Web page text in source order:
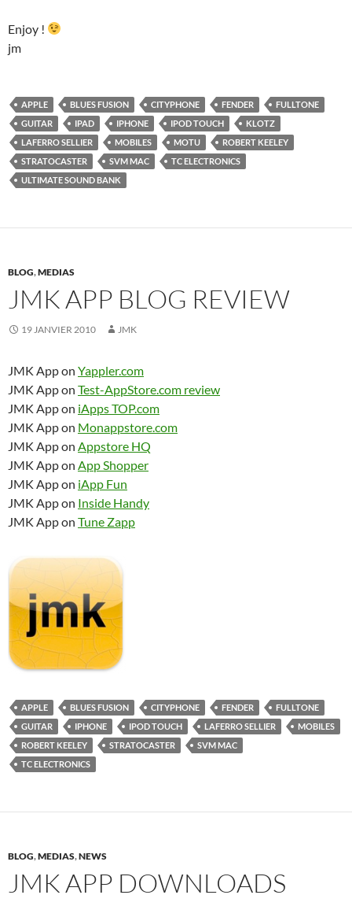
Enjoy !
jm
APPLE BLUES FUSION CITYPHONE FENDER
FULLTONE
GUITAR
IPAD IPHONE IPOD TOUCH
KLOTZ
LAFERRO SELLIER
MOBILES MOTU
ROBERT KEELEY
STRATOCASTER
SVM MAC
TC ELECTRONICS
ULTIMATE SOUND BANK
BLOG,MEDIAS
JMK APP BLOG REVIEW
19 JANVIER 2010 JMK
JMK App on Yappler.com
JMK App on Test-AppStore.com review
JMK App on iApps TOP.com
JMK App on Monappstore.com
JMK App on Appstore HQ
JMK App on App Shopper
JMK App on iApp Fun
JMK App on Inside Handy
JMK App on Tune Zapp
APPLE BLUES FUSION CITYPHONE FENDER
FULLTONE
GUITAR
IPHONE IPOD TOUCH LAFERRO SELLIER
MOBILES
ROBERT KEELEY
STRATOCASTER
SVM MAC
TC ELECTRONICS
BLOG,MEDIAS,NEWS
JMK APP DOWNLOADS